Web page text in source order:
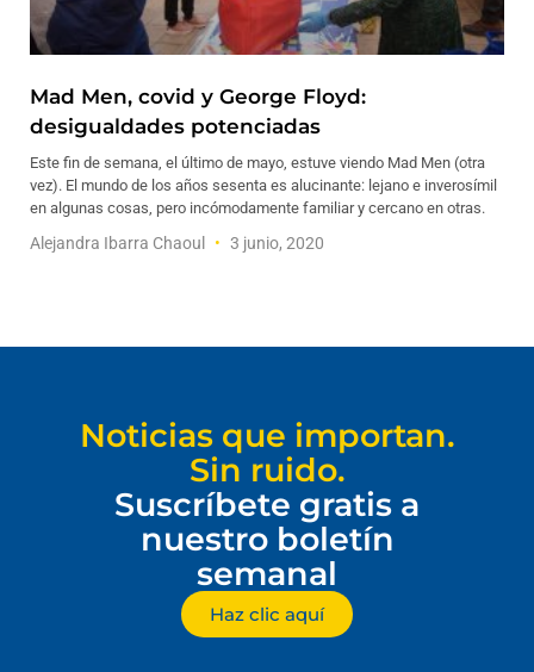
Mad Men, covid y George Floyd:
desigualdades potenciadas
Este fin de semana, el último de mayo, estuve viendo Mad Men (otra
vez). El mundo de los años sesenta es alucinante: lejano e inverosímil
en algunas cosas, pero incómodamente familiar y cercano en otras.
Alejandra Ibarra Chaoul 3 junio, 2020
Noticias que importan.
Sin ruido.
Suscríbete gratis a
nuestro boletín
semanal
Haz clic aquí